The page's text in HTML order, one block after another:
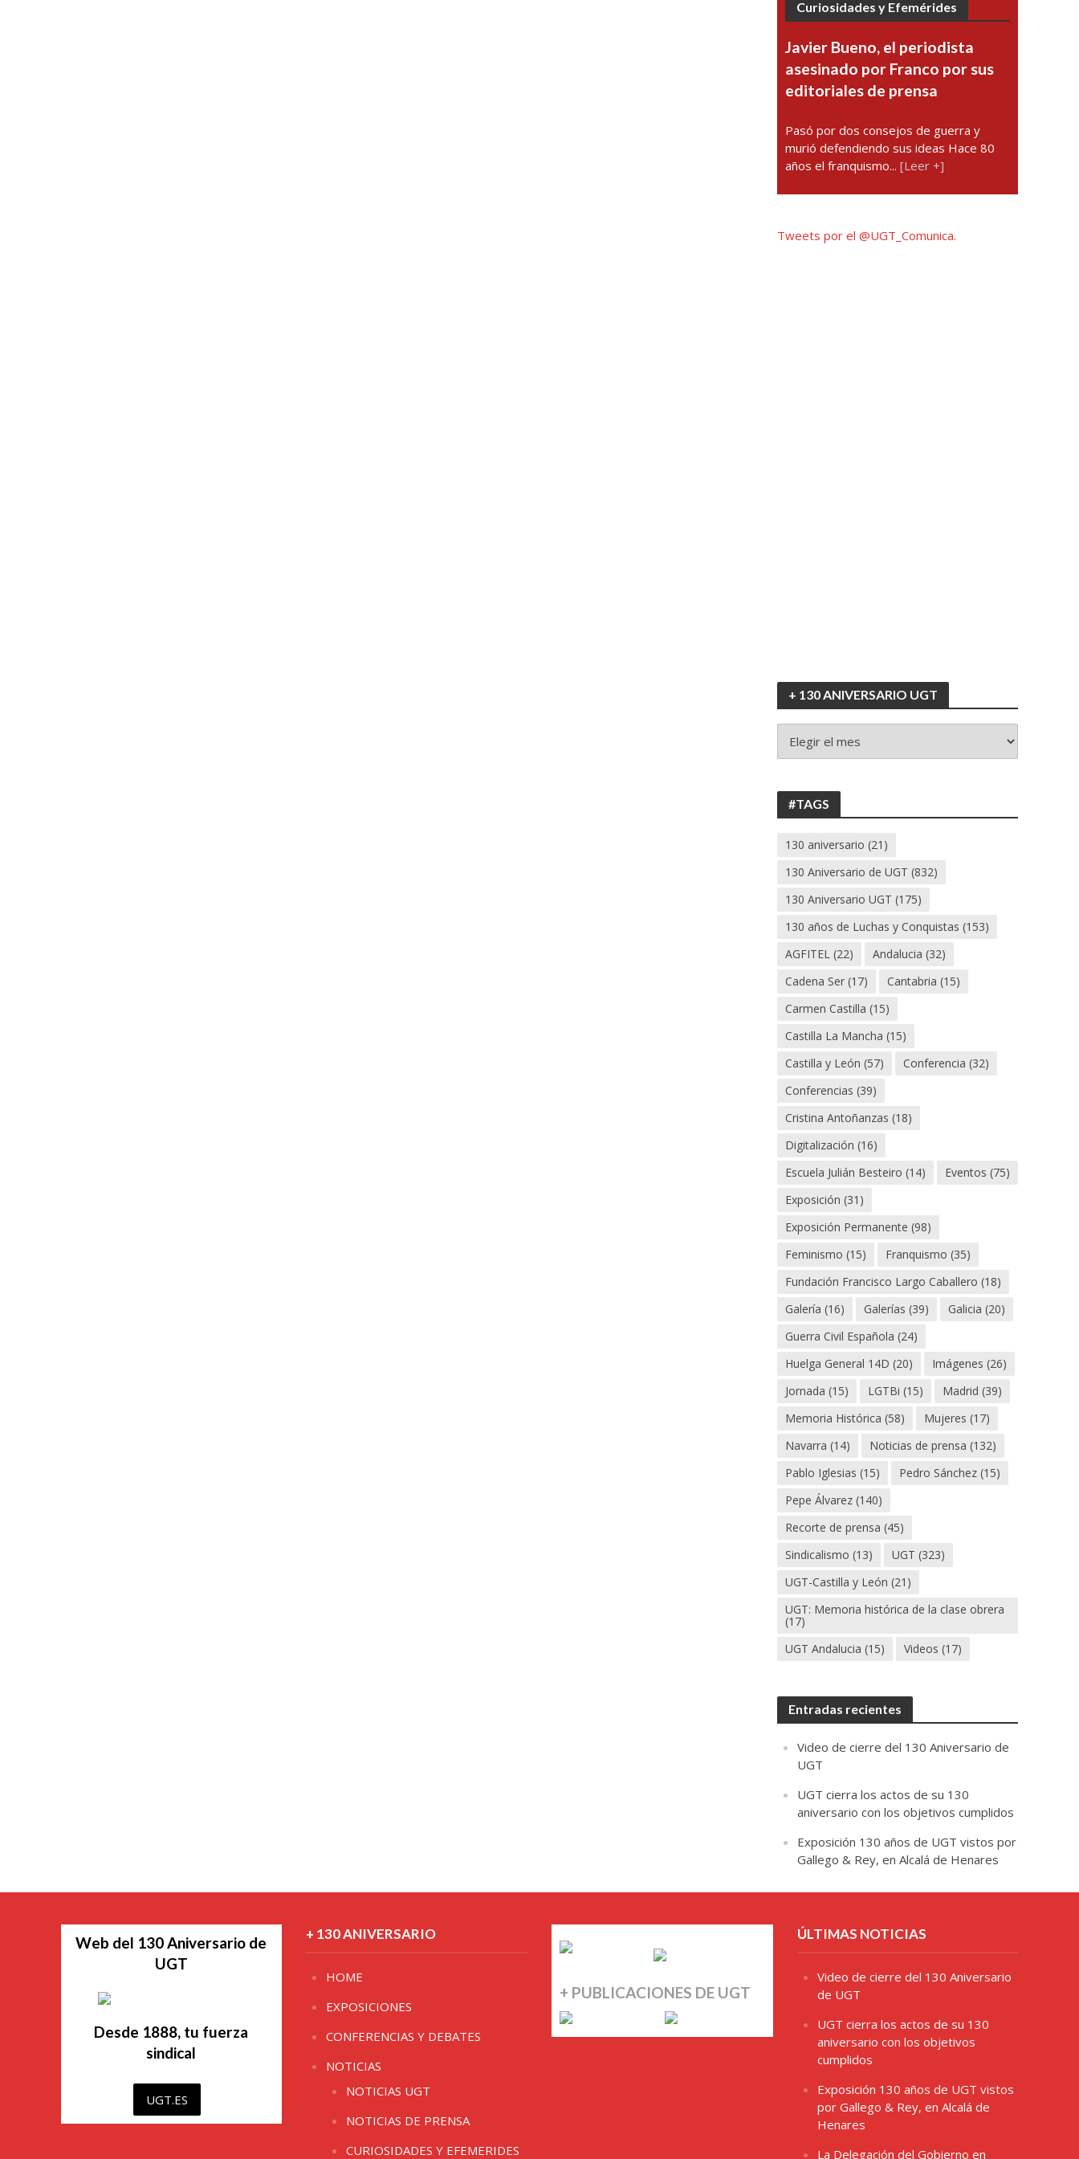
Curiosidades y Efemérides
Javier Bueno, el periodista
asesinado por Franco por sus
editoriales de prensa
Pasó por dos consejos de guerra y
murió defendiendo sus ideas Hace 80
años el franquismo...[Leer +]
Tweets por el @UGT_Comunica.
+ 130 ANIVERSARIO UGT
130
#TAGS
130 aniversario (21)
130 Aniversario de UGT (832)
130 Aniversario UGT (175)
130 años de Luchas y Conquistas (153)
AGFITEL (22) Andalucia (32)
Cadena Ser (17) Cantabria (15)
Carmen Castilla (15)
Castilla La Mancha (15)
Castilla y León (57) Conferencia (32)
Conferencias (39)
Cristina Antoñanzas (18)
Digitalización (16)
Escuela Julián Besteiro (14) Eventos (75)
Exposición (31)
Exposición Permanente (98)
Feminismo (15) Franquismo (35)
Fundación Francisco Largo Caballero (18)
Galería (16) Galerías (39) Galicia (20)
Guerra Civil Española (24)
Huelga General 14D (20) Imágenes (26)
Jornada (15) LGTBi (15) Madrid (39)
Memoria Histórica (58) Mujeres (17)
Navarra (14) Noticias de prensa (132)
Pablo Iglesias (15) Pedro Sánchez (15)
Pepe Álvarez (140)
Recorte de prensa (45)
Sindicalismo (13) UGT (323)
UGT-Castilla y León (21)
UGT: Memoria histórica de la clase obrera
(17)
UGT Andalucia (15) Videos (17)
Entradas recientes
Video de cierre del 130 Aniversario de
UGT
UGT cierra los actos de su 130
aniversario con los objetivos cumplidos
Exposición 130 años de UGT vistos por
Gallego & Rey, en Alcalá de Henares
Web del 130 Aniversario de
UGT
Desde 1888, tu fuerza
sindical
UGT.ES
+ 130 ANIVERSARIO
HOME
EXPOSICIONES
CONFERENCIAS Y DEBATES
NOTICIAS
NOTICIAS UGT
NOTICIAS DE PRENSA
CURIOSIDADES Y EFEMERIDES
+ PUBLICACIONES DE UGT
ÚLTIMAS NOTICIAS
Video de cierre del 130 Aniversario
de UGT
UGT cierra los actos de su 130
aniversario con los objetivos
cumplidos
Exposición 130 años de UGT vistos
por Gallego & Rey, en Alcalá de
Henares
La Delegación del Gobierno en